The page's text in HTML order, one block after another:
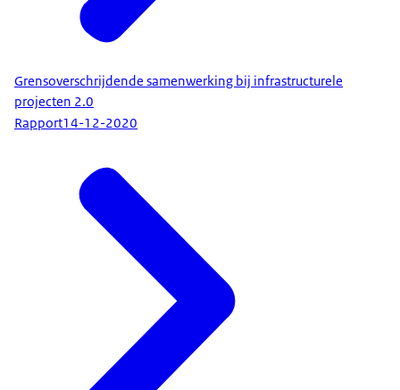
Grensoverschrijdende samenwerking bij infrastructurele
projecten 2.0
Rapport14-12-2020